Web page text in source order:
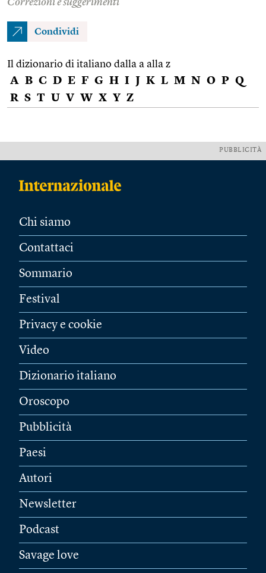
Condividi
Il dizionario di italiano dalla a alla z
A B C D E F G H I J K L M N O P Q
R S T U V W X Y Z
PUBBLICITÀ
Chi siamo
Contattaci
Sommario
Festival
Privacy e cookie
Video
Dizionario italiano
Oroscopo
Pubblicità
Paesi
Autori
Newsletter
Podcast
Savage love